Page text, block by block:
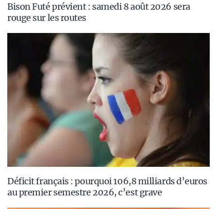
Bison Futé prévient : samedi 8 août 2026 sera
rouge sur les routes
Déficit français : pourquoi 106,8 milliards d’euros
au premier semestre 2026, c’est grave